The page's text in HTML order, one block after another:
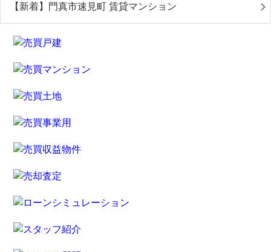
【新着】門真市速見町 賃貸マンション